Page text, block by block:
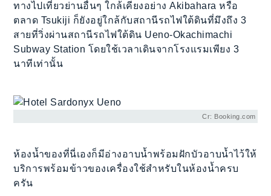
ทางไปเที่ยวย่านอื่นๆ ใกล้เคียงอย่าง Akibahara หรือ
ตลาด Tsukiji ก็ยังอยู่ใกล้กับสถานีรถไฟใต้ดินที่มึงถึง 3
สายที่วิ่งผ่านสถานีรถไฟใต้ดิน Ueno-Okachimachi
Subway Station โดยใช้เวลาเดินจากโรงแรมเพียง 3
นาทีเท่านั้น
Cr: Booking.com
ห้องน้ำของที่นี่เองก็มีอ่างอาบน้ำพร้อมฝักบัวอาบน้ำไว้ให้
บริการพร้อมข้าวของเครื่องใช้สำหรับในห้องน้ำครบ
ครัน